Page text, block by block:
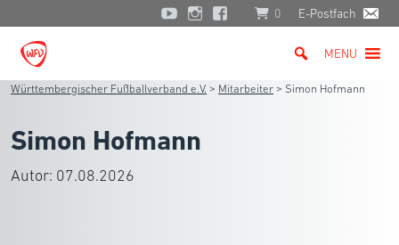
0 E-Postfach
MENU
Württembergischer Fußballverband e.V. > Mitarbeiter > Simon Hofmann
Simon Hofmann
Autor: 07.08.2026